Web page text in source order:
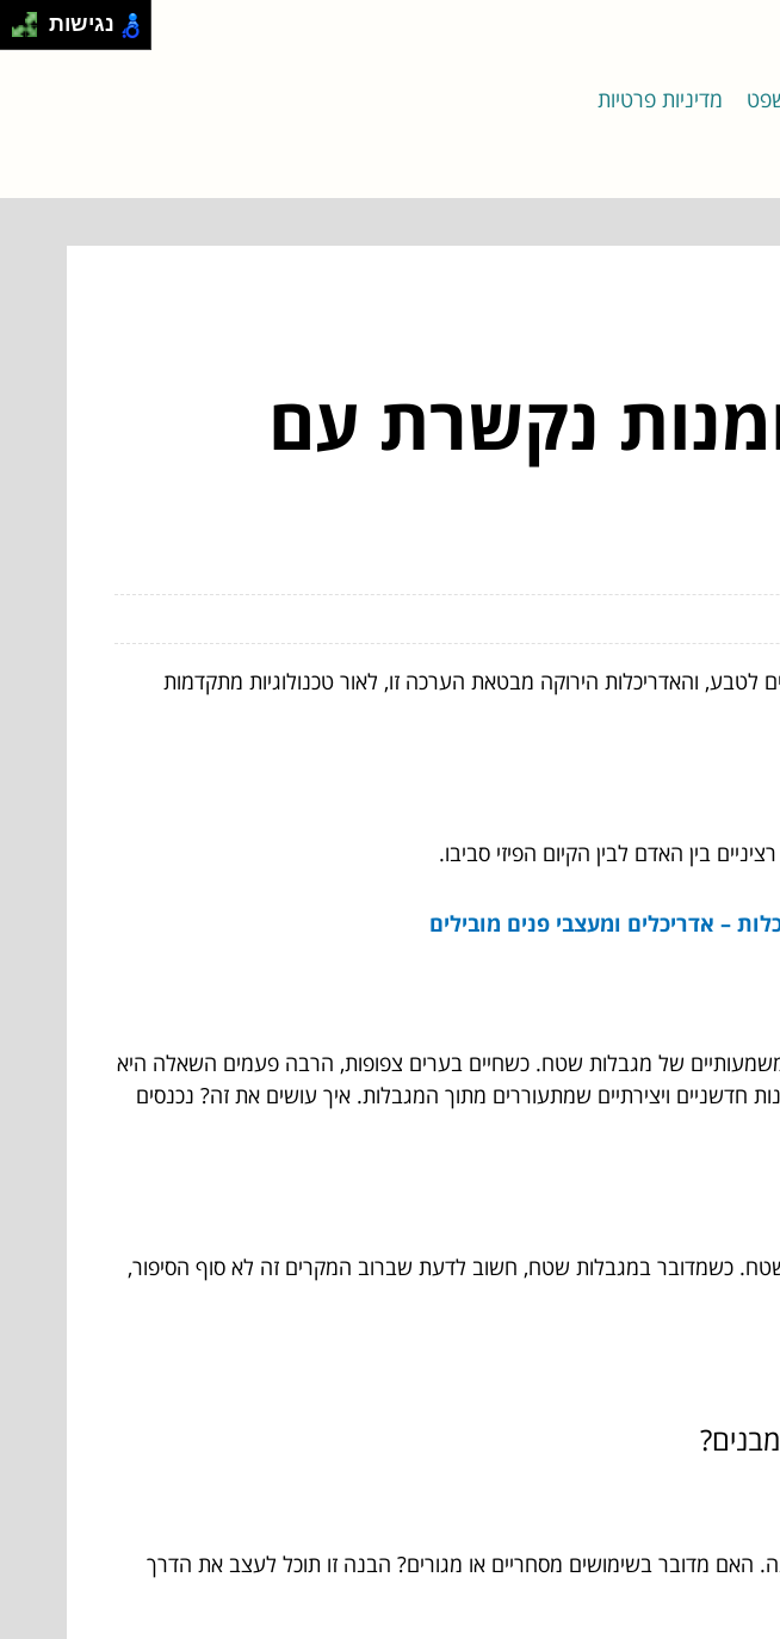
מדיניות פרטיות
נקשרת עם
לטבע, והאדריכלות הירוקה מבטאת הערכה זו, לאור טכנולוגיות מתקדמות
בין האדם לבין הקיום הפיזי סביבו.
– אדריכלים ומעצבי פנים מובילים
של מגבלות שטח. כשחיים בערים צפופות, הרבה פעמים השאלה היא
ויצירתיים שמתעוררים מתוך המגבלות. איך עושים את זה? נכנסים
השטח. כשמדובר במגבלות שטח, חשוב לדעת שברוב המקרים זה לא סוף הסיפור,
מדובר בשימושים מסחריים או מגורים? הבנה זו תוכל לעצב את הדרך
נגישות